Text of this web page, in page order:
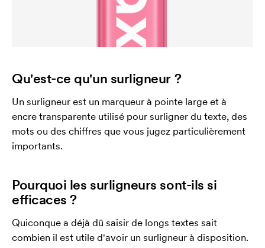
Qu'est-ce qu'un surligneur ?
Un surligneur est un marqueur à pointe large et à
encre transparente utilisé pour surligner du texte, des
mots ou des chiffres que vous jugez particulièrement
importants.
Pourquoi les surligneurs sont-ils si
efficaces ?
Quiconque a déjà dû saisir de longs textes sait
combien il est utile d'avoir un surligneur à disposition.